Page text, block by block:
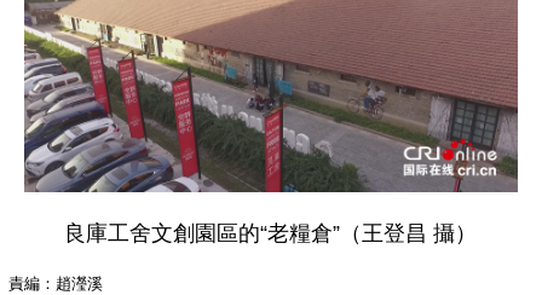
良庫工舍文創園區的“老糧倉”（王登昌 攝）
責編：趙瀅溪